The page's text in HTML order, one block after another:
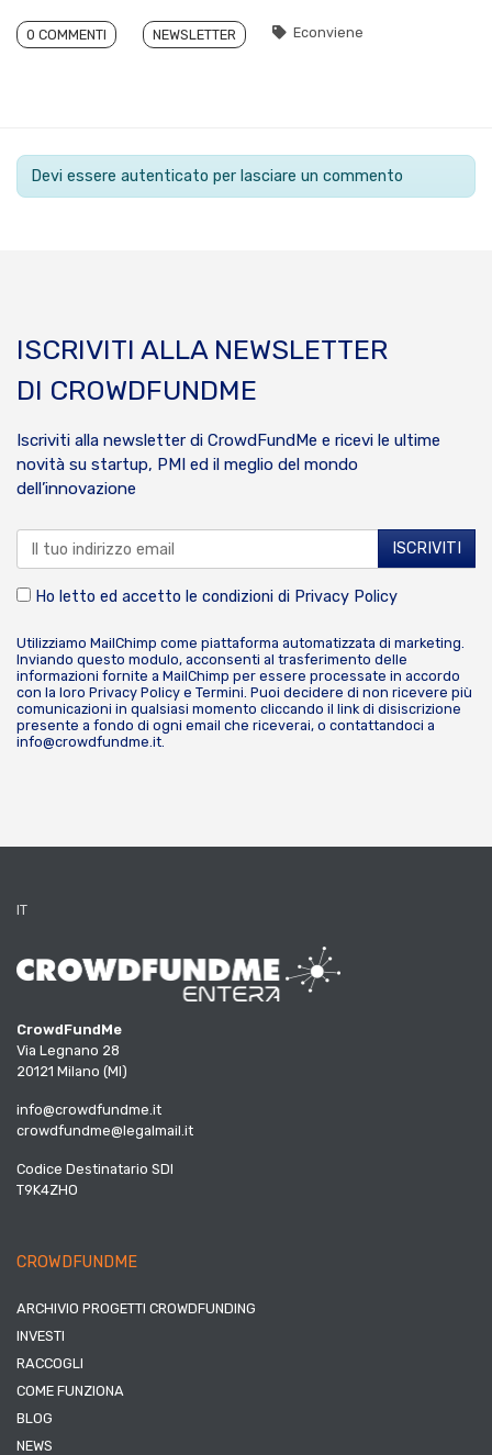
0 COMMENTI NEWSLETTER Econviene
Devi essere autenticato per lasciare un commento
ISCRIVITI ALLA NEWSLETTER
DI CROWDFUNDME
Iscriviti alla newsletter di CrowdFundMe e ricevi le ultime
novità su startup, PMI ed il meglio del mondo
dell’innovazione
Ho letto ed accetto le condizioni di Privacy Policy
Utilizziamo MailChimp come piattaforma automatizzata di marketing.
Inviando questo modulo, acconsenti al trasferimento delle
informazioni fornite a MailChimp per essere processate in accordo
con la loro Privacy Policy e Termini . Puoi decidere di non ricevere più
comunicazioni in qualsiasi momento cliccando il link di disiscrizione
presente a fondo di ogni email che riceverai, o contattandoci a
info@crowdfundme.it
IT
CrowdFundMe
Via Legnano 28
20121 Milano (MI)
info@crowdfundme.it
crowdfundme@legalmail.it
Codice Destinatario SDI
T9K4ZHO
CROWDFUNDME
ARCHIVIO PROGETTI CROWDFUNDING
INVESTI
RACCOGLI
COME FUNZIONA
BLOG
NEWS